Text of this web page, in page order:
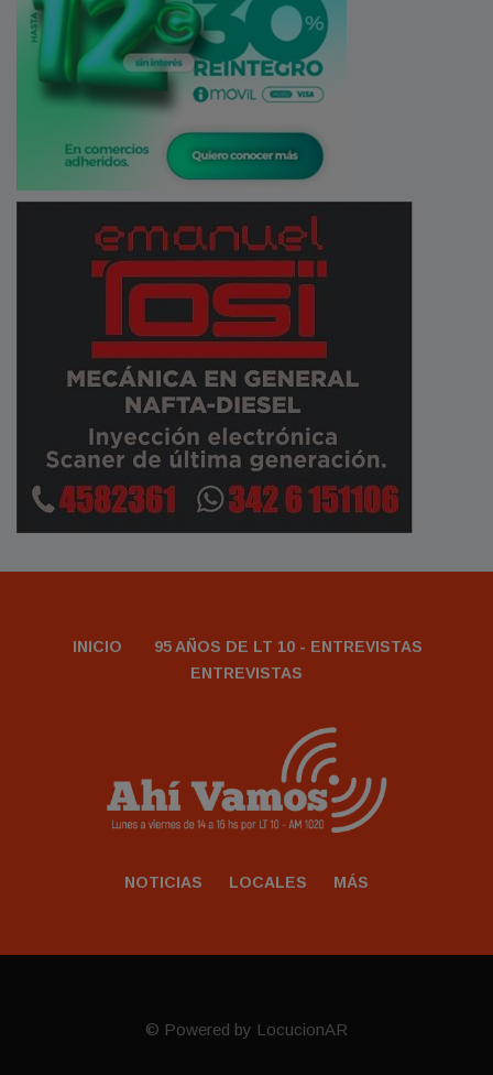
INICIO
95 AÑOS DE LT 10 - ENTREVISTAS
ENTREVISTAS
NOTICIAS LOCALES MÁS
© Powered by LocucionAR